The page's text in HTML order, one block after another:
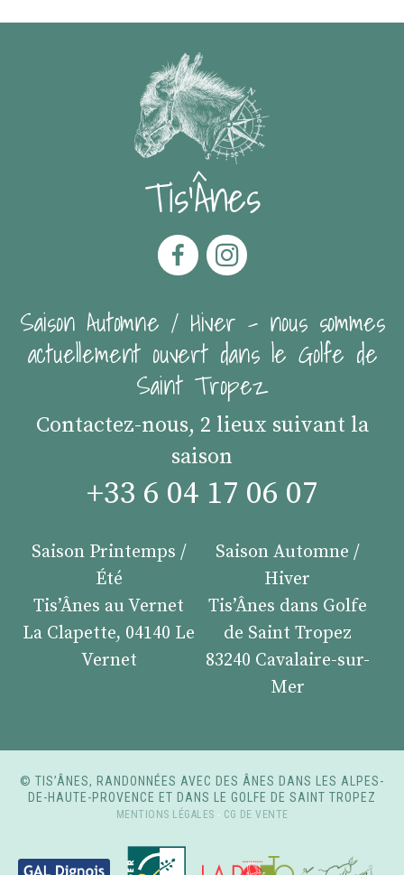
Tis'Ânes
Saison Automne / Hiver - nous sommes
actuellement ouvert dans le Golfe de
Saint Tropez
Contactez-nous, 2 lieux suivant la
saison
+33 6 04 17 06 07
Saison Printemps /
Été
Tis’Ânes au Vernet
La Clapette, 04140 Le
Vernet
Saison Automne /
Hiver
Tis’Ânes dans Golfe
de Saint Tropez
83240 Cavalaire-sur-
Mer
© TIS’ÂNES, RANDONNÉES AVEC DES ÂNES DANS LES ALPES-
DE-HAUTE-PROVENCE ET DANS LE GOLFE DE SAINT TROPEZ
MENTIONS LÉGALES - CG DE VENTE